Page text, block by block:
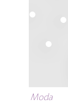
Moda